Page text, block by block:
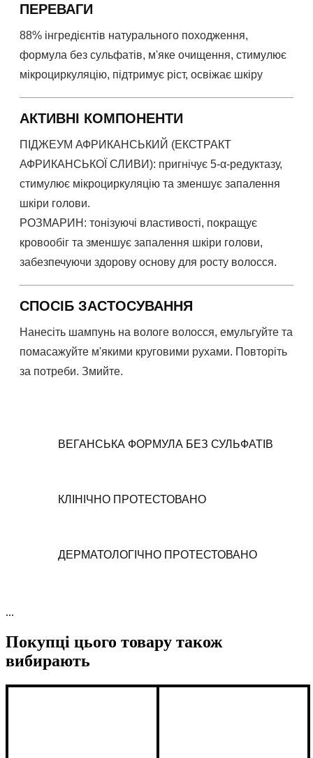
ПЕРЕВАГИ
88% інгредієнтів натурального походження,
формула без сульфатів, м'яке очищення, стимулює
мікроциркуляцію, підтримує ріст, освіжає шкіру
АКТИВНІ КОМПОНЕНТИ
ПІДЖЕУМ АФРИКАНСЬКИЙ (ЕКСТРАКТ
АФРИКАНСЬКОЇ СЛИВИ): пригнічує 5-α-редуктазу,
стимулює мікроциркуляцію та зменшує запалення
шкіри голови.
РОЗМАРИН: тонізуючі властивості, покращує
кровообіг та зменшує запалення шкіри голови,
забезпечуючи здорову основу для росту волосся.
СПОСІБ ЗАСТОСУВАННЯ
Нанесіть шампунь на вологе волосся, емульгуйте та
помасажуйте м'якими круговими рухами. Повторіть
за потреби. Змийте.
ВЕГАНСЬКА ФОРМУЛА БЕЗ СУЛЬФАТІВ
КЛІНІЧНО ПРОТЕСТОВАНО
ДЕРМАТОЛОГІЧНО ПРОТЕСТОВАНО
...
Покупці цього товару також
вибирають